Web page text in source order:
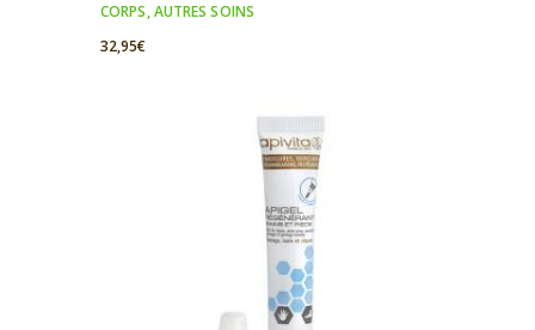
CORPS,AUTRES SOINS
32,95€